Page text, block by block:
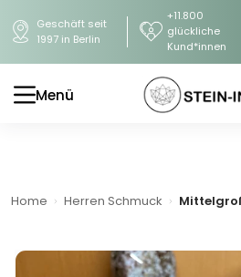
Geschäft seit
1997 in Berlin
+11.800
glückliche
Kund*innen
Menü
Home Herren Schmuck